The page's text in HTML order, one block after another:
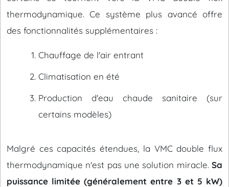
thermodynamique. Ce système plus avancé offre
des fonctionnalités supplémentaires :
Chauffage de l'air entrant
Climatisation en été
Production d'eau chaude sanitaire (sur
certains modèles)
Malgré ces capacités étendues, la VMC double flux
thermodynamique n'est pas une solution miracle. Sa
puissance limitée (généralement entre 3 et 5 kW)